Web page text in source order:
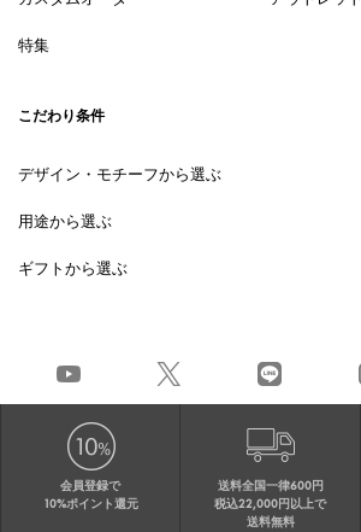
特集
こだわり条件
デザイン・モチーフから選ぶ
用途から選ぶ
ギフトから選ぶ
会員登録で
10%ポイント還元
送料全国一律600円
税込22,000円以上で
送料無料